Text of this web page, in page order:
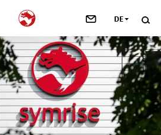
>
>
>
DE